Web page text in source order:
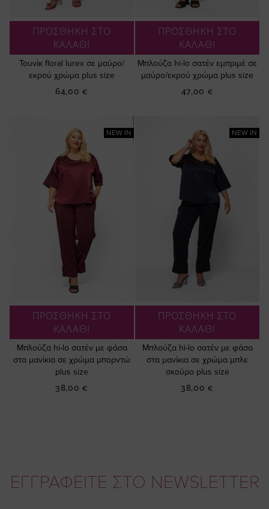
ΠΡΟΣΘΗΚΗ ΣΤΟ
ΚΑΛΑΘΙ
Τουνίκ floral lurex σε μαύρο/
εκρού χρώμα plus size
64,00 €
ΠΡΟΣΘΗΚΗ ΣΤΟ
ΚΑΛΑΘΙ
Μπλούζα hi-lo σατέν εμπριμέ σε
μαύρο/εκρού χρώμα plus size
47,00 €
NEW IN
ΠΡΟΣΘΗΚΗ ΣΤΟ
ΚΑΛΑΘΙ
Μπλούζα hi-lo σατέν με φάσα
στα μανίκια σε χρώμα μπορντώ
plus size
38,00 €
NEW IN
ΠΡΟΣΘΗΚΗ ΣΤΟ
ΚΑΛΑΘΙ
Μπλούζα hi-lo σατέν με φάσα
στα μανίκια σε χρώμα μπλε
σκούρο plus size
38,00 €
ΕΓΓΡΑΦΕΙΤΕ ΣΤΟ NEWSLETTER